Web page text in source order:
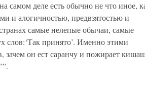
самом деле есть обычно не что иное,
и алогичностью, предвзятостью и
самые нелепые обычаи, самые
слов:‘Так принято’. Именно этими
зачем он ест саранчу и пожирает